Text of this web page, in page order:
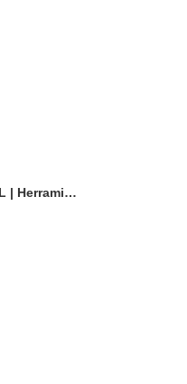
Calendario Interactivo XXL | Herramienta Pedagógica para Aula